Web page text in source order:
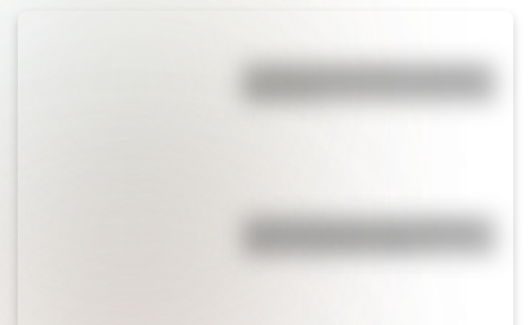
La vida de San Martín contada
Las 12 máximas de San Martín
para su hija Merceditas